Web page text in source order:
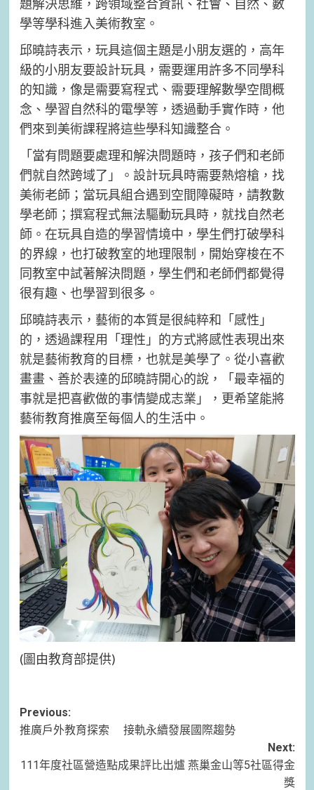
題解決思維，跨領域整合資訊、社會、自然、數
學等學科進入美術教室。
邱曉詩表示，玩具這個主題是小朋友選的，高年
級的小朋友要設計玩具，需要運用許多不同學科
的知識，像是需要寫程式、需要理解數學空間概
念、學習自然科的電學等，透過動手實作時，他
們來到美術課程將這些學科知識整合。
「當有問題要處理和解決問題時，孩子們和老師
們就自然跨域了」。設計玩具時需要熱熔槍，找
美術老師；當玩具組合遇到空間障礙時，請教數
學老師；撰寫程式無法驅動玩具時，就找自然老
師。在玩具自造的學習情境中，學生們打破學科
的界線，也打破教室的地理限制，開始穿梭在不
同教室中試著解決問題，學生們和老師們都覺得
很有趣、也學習到很多。
邱曉詩表示，藝術的本質是很純粹和「感性」
的，透過課程用「理性」的方式將感性表現出來
就是藝術教育的目標，也就是美學了。從小喜歡
畫畫、善於表達的邱曉詩開心的說，「最幸福的
事就是把喜歡做的事情變成志業」，更希望能將
藝術教育推廣至每個人的生活中。
(圖由教育部提供)
Post
navigation
Previous:
推廣戶外教育探索 接軌永續發展國際趨勢
Next:
111年度社區營造點成果評比出爐 燕巢金山等5社區得金
獎